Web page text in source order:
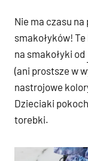
Nie ma czasu
smakołyków!
na smakołyki od
(ani prostsze w
nastrojowe
Dzieciaki
torebki.